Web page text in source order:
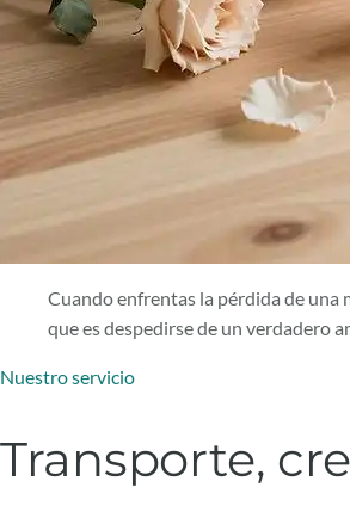
Cuando enfrentas la pérdida de una
que es despedirse de un verdadero
Nuestro servicio
Transporte,